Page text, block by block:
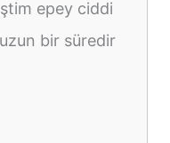
epey ciddi
bir süredir